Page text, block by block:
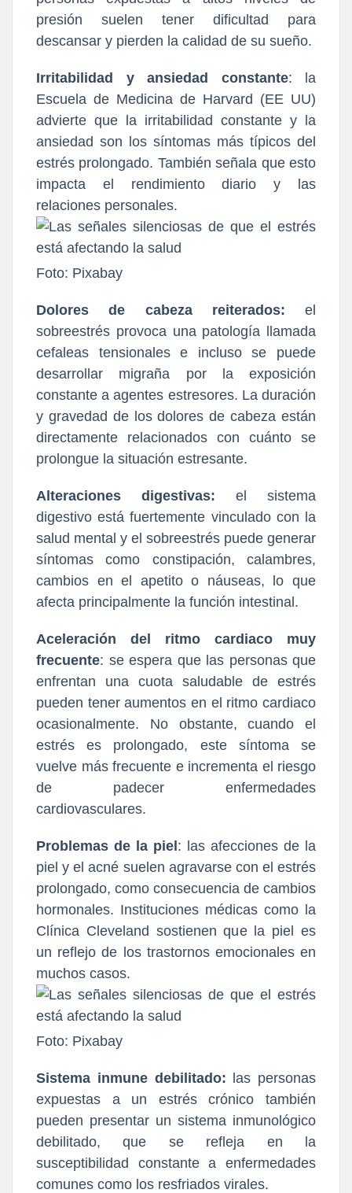
presión suelen tener dificultad para
descansar y pierden la calidad de su sueño.
Irritabilidad y ansiedad constante: la
Escuela de Medicina de Harvard (EE UU)
advierte que la irritabilidad constante y la
ansiedad son los síntomas más típicos del
estrés prolongado. También señala que esto
impacta el rendimiento diario y las
relaciones personales.
Foto: Pixabay
Dolores de cabeza reiterados:
el
sobreestrés provoca una patología llamada
cefaleas tensionales e incluso se puede
desarrollar migraña por la exposición
constante a agentes estresores. La duración
y gravedad de los dolores de cabeza están
directamente relacionados con cuánto se
prolongue la situación estresante.
Alteraciones digestivas:
el sistema
digestivo está fuertemente vinculado con la
salud mental y el sobreestrés puede generar
síntomas como constipación, calambres,
cambios en el apetito o náuseas, lo que
afecta principalmente la función intestinal.
Aceleración del ritmo cardiaco muy
frecuente: se espera que las personas que
enfrentan una cuota saludable de estrés
pueden tener aumentos en el ritmo cardiaco
ocasionalmente. No obstante, cuando el
estrés es prolongado, este síntoma se
vuelve más frecuente e incrementa el riesgo
de padecer enfermedades
cardiovasculares.
Problemas de la piel: las afecciones de la
piel y el acné suelen agravarse con el estrés
prolongado, como consecuencia de cambios
hormonales. Instituciones médicas como la
Clínica Cleveland sostienen que la piel es
un reflejo de los trastornos emocionales en
muchos casos.
Foto: Pixabay
Sistema inmune debilitado: las personas
expuestas a un estrés crónico también
pueden presentar un sistema inmunológico
debilitado, que se refleja en la
susceptibilidad constante a enfermedades
comunes como los resfriados virales.